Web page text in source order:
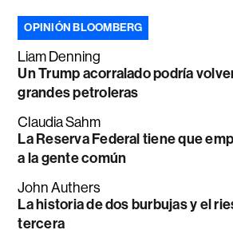
OPINIÓN BLOOMBERG
Liam Denning
Un Trump acorralado podría
grandes petroleras
Claudia Sahm
La Reserva Federal tiene que
a la gente común
John Authers
La historia de dos burbujas y el
tercera